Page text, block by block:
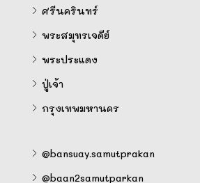
ศรีนครินทร์
พระสมุทรเจดีย์
พระประแดง
ปู่เจ้า
กรุงเทพมหานคร
@bansuay.samutprakan
@baan2samutparkan